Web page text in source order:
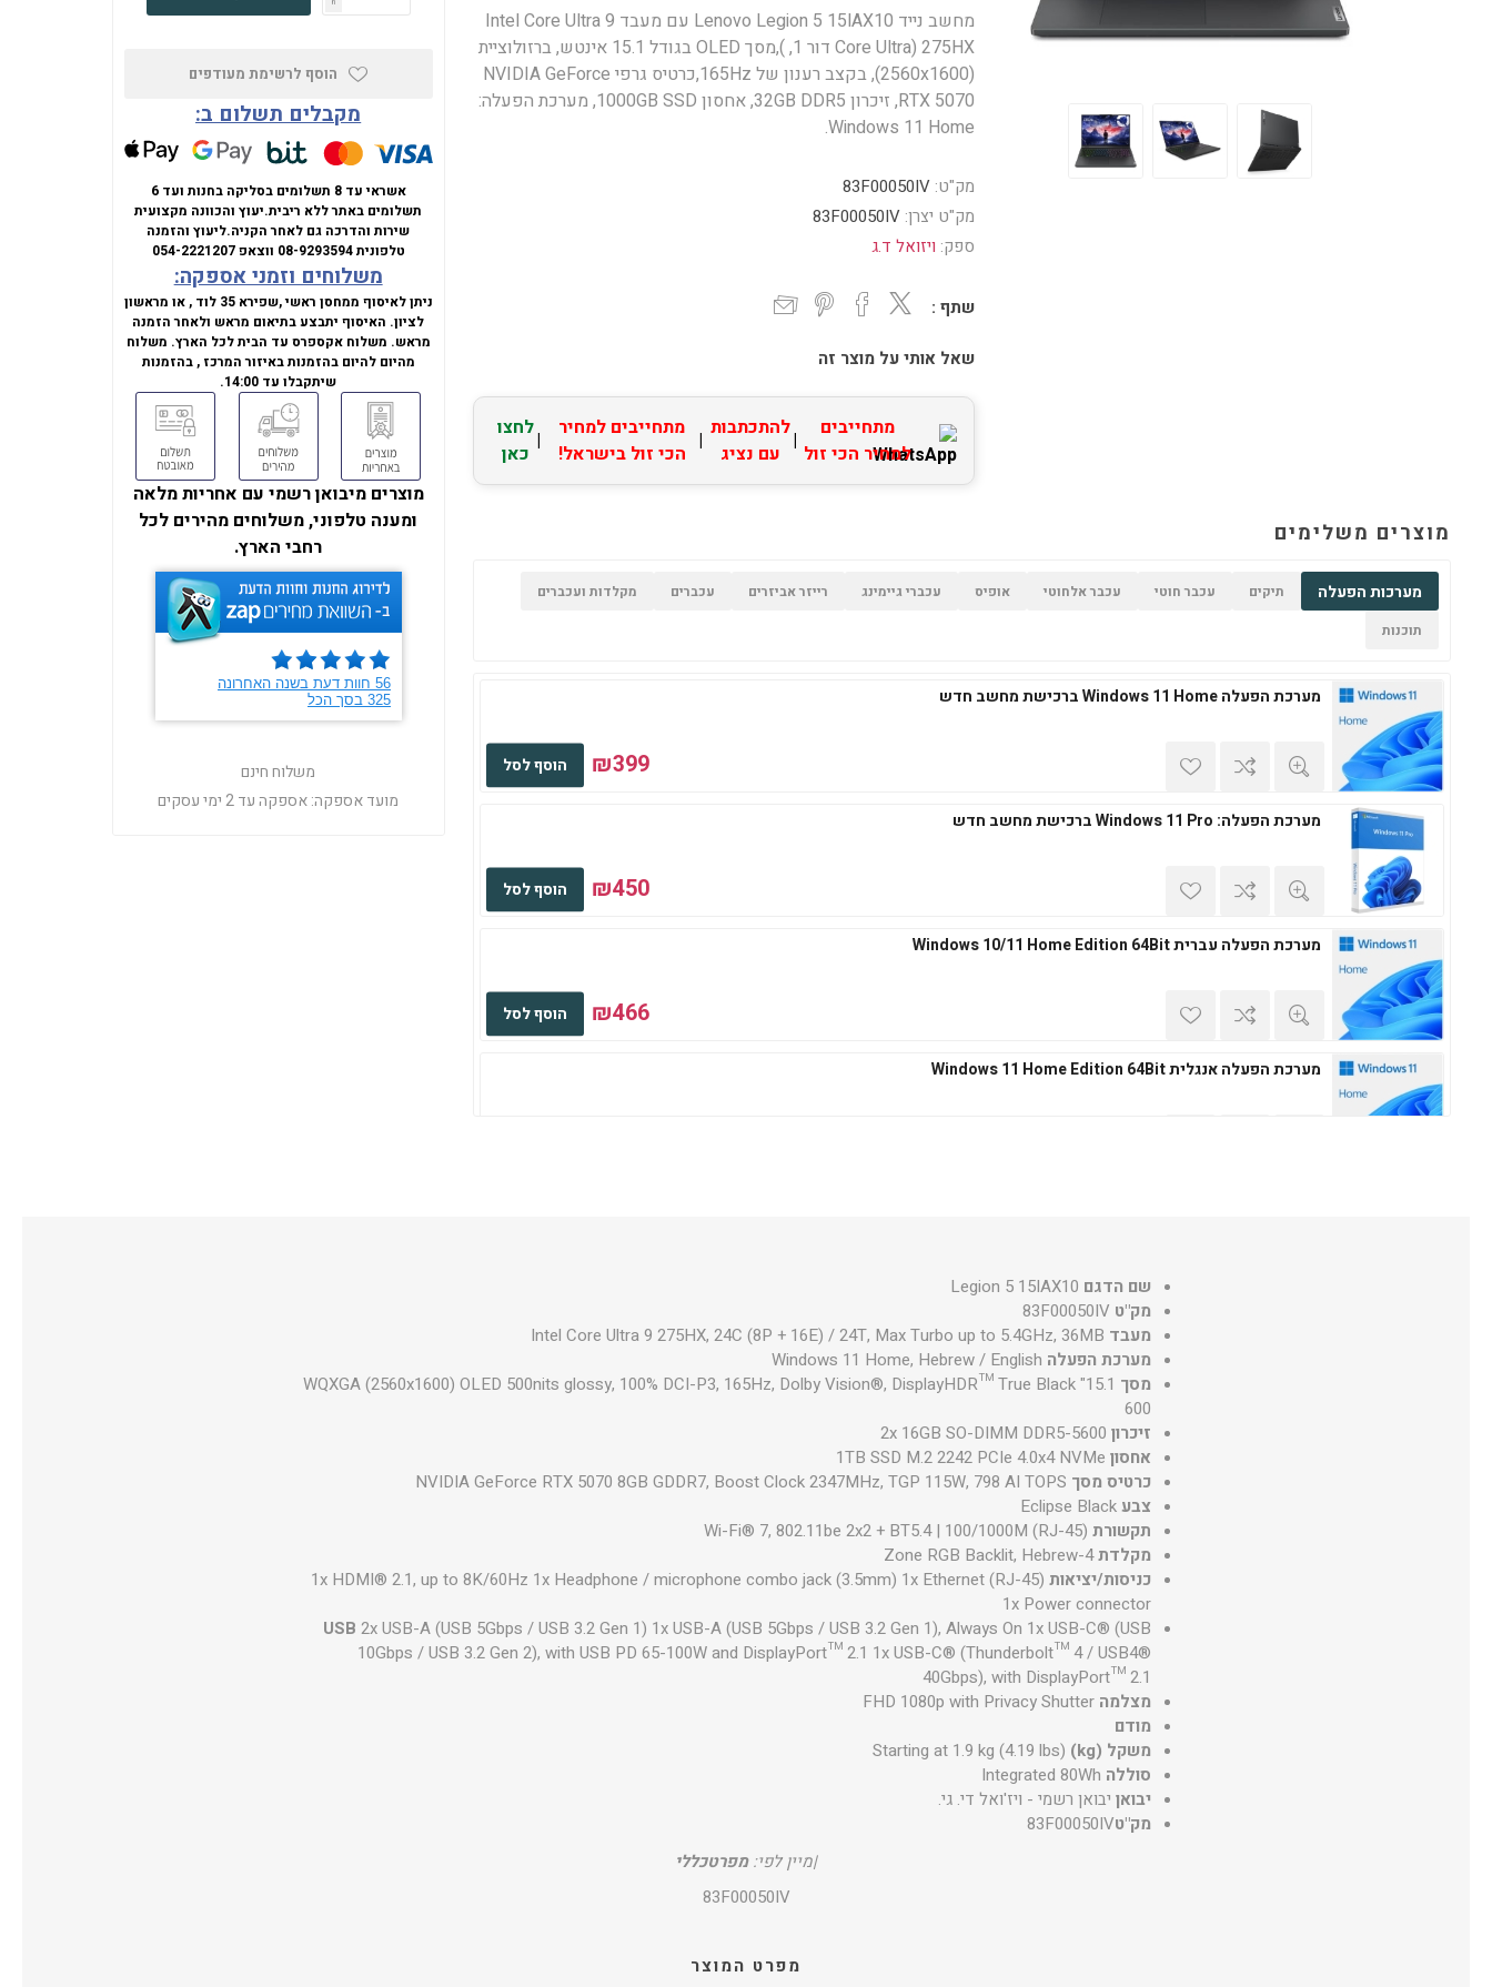
מחשב נייד Lenovo Legion 5 15lAX10 עם מעבד Intel Core Ultra 9
275HX (Core Ultra דור 1, ),מסך OLED בגודל 15.1 אינטש, ברזולוציית
(2560x1600), בקצב רענון של 165Hz,כרטיס גרפי NVIDIA GeForce
RTX 5070, זיכרון 32GB DDR5, אחסון 1000GB SSD, מערכת הפעלה:
Windows 11 Home.
מק"ט: 83F00050IV
מק"ט יצרן: 83F00050IV
ספק: ויזואל ד.ג
שתף :
שאל אותי על מוצר זה
מתחייבים
למחיר הכי זול |להתכתבות
עם נציג
| מתחייבים למחיר
הכי זול בישראל!
|לחצו
כאן
מוצרים משלימים
מערכות הפעלה תיקים עכבר חוטי עכבר אלחוטי אופיס עכברי גיימינג רייזר אביזרים עכברים
מקלדות ועכברים
תוכנות
מערכת הפעלה Windows 11 Home ברכישת מחשב חדש
₪399 הוסף לסל
מערכת הפעלה: Windows 11 Pro ברכישת מחשב חדש
₪450 הוסף לסל
מערכת הפעלה עברית Windows 10/11 Home Edition 64Bit
₪466 הוסף לסל
מערכת הפעלה אנגלית Windows 11 Home Edition 64Bit
מערכת הפעלה אנגלית Microsoft Windows 11 Professional 64Bit
₪667 הוסף לסל
h
הוסף לרשימת מעודפים
מקבלים תשלום ב:
אשראי עד 8 תשלומים בסליקה בחנות ועד 6
תשלומים באתר ללא ריבית.יעוץ והכוונה מקצועית
שירות והדרכה גם לאחר הקניה.ליעוץ והזמנה
טלפונית08-9293594 ווצאפ054-2221207
משלוחים וזמני אספקה:
ניתן לאיסוף ממחסן ראשי ,שפירא 35 לוד , או מראשון
לציון. האיסוף יתבצע בתיאום מראש ולאחר הזמנה
מראש. משלוח אקספרס עד הבית לכל הארץ. משלוח
מהיום להיום בהזמנות באיזור המרכז , בהזמנות
שיתקבלו עד 14:00.
מוצרים מיבואן רשמי עם אחריות מלאה
ומענה טלפוני, משלוחים מהירים לכל
רחבי הארץ.
משלוח חינם
מועד אספקה:אספקה עד 2 ימי עסקים
שם הדגם Legion 5 15IAX10
מק"ט 83F00050IV
מעבד Intel Core Ultra 9 275HX, 24C (8P + 16E) / 24T, Max Turbo up to 5.4GHz, 36MB
מערכת הפעלה Windows 11 Home, Hebrew / English
מסך
15.1" WQXGA (2560x1600) OLED 500nits glossy, 100% DCI-P3, 165Hz, Dolby Vision®, DisplayHDR™ True Black
600
זיכרון 2x 16GB SO-DIMM DDR5-5600
אחסון 1TB SSD M.2 2242 PCIe 4.0x4 NVMe
כרטיס מסך NVIDIA GeForce RTX 5070 8GB GDDR7, Boost Clock 2347MHz, TGP 115W, 798 AI TOPS
צבעEclipse Black
תקשורת Wi-Fi® 7, 802.11be 2x2 + BT5.4 | 100/1000M (RJ-45)
מקלדת4-Zone RGB Backlit, Hebrew
כניסות/יציאות 1x HDMI® 2.1, up to 8K/60Hz 1x Headphone / microphone combo jack (3.5mm) 1x Ethernet (RJ-45)
1x Power connector
USB 2x USB-A (USB 5Gbps / USB 3.2 Gen 1) 1x USB-A (USB 5Gbps / USB 3.2 Gen 1), Always On 1x USB-C® (USB
10Gbps / USB 3.2 Gen 2), with USB PD 65-100W and DisplayPort™ 2.1 1x USB-C® (Thunderbolt™ 4 / USB4®
40Gbps), with DisplayPort™ 2.1
מצלמה FHD 1080p with Privacy Shutter
מודם
משקל (kg)
Starting at 1.9 kg (4.19 lbs)
סוללה Integrated 80Wh
יבואן יבואן רשמי - ויז'ואל די. גי.
מק"ט83F00050IV
|מיין לפי: מפרטכללי
83F00050IV
מפרט המוצר